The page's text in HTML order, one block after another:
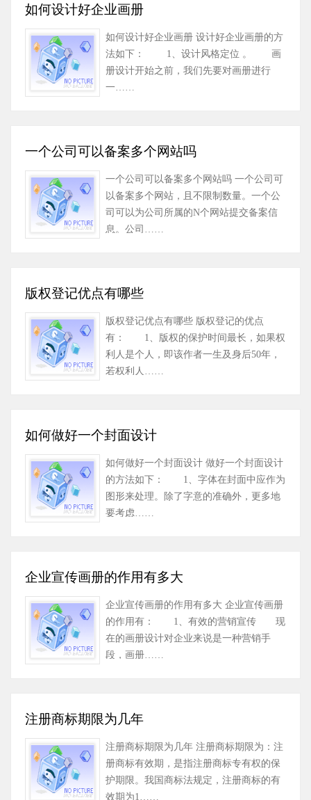
如何设计好企业画册
如何设计好企业画册 设计好企业画册的方
法如下： 1、设计风格定位 。 画
册设计开始之前，我们先要对画册进行
一……
一个公司可以备案多个网站吗
一个公司可以备案多个网站吗 一个公司可
以备案多个网站，且不限制数量。一个公
司可以为公司所属的N个网站提交备案信
息。公司……
版权登记优点有哪些
版权登记优点有哪些 版权登记的优点
有： 1、版权的保护时间最长，如果权
利人是个人，即该作者一生及身后50年，
若权利人……
如何做好一个封面设计
如何做好一个封面设计 做好一个封面设计
的方法如下： 1、字体在封面中应作为
图形来处理。除了字意的准确外，更多地
要考虑……
企业宣传画册的作用有多大
企业宣传画册的作用有多大 企业宣传画册
的作用有： 1、有效的营销宣传 现
在的画册设计对企业来说是一种营销手
段，画册……
注册商标期限为几年
注册商标期限为几年 注册商标期限为：注
册商标有效期，是指注册商标专有权的保
护期限。我国商标法规定，注册商标的有
效期为1……